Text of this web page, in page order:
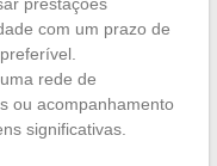
com um prazo de
rede de
ou acompanhamento
significativas.